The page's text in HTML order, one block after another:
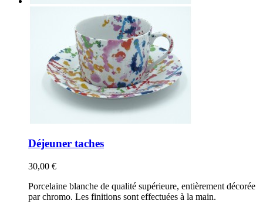
Déjeuner taches
30,00 €
Porcelaine blanche de qualité supérieure, entièrement décorée
par chromo. Les finitions sont effectuées à la main.